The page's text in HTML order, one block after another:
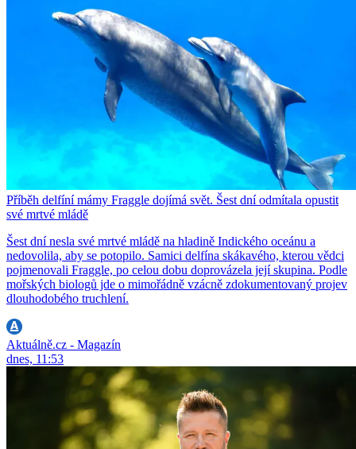
Příběh delfíní mámy Fraggle dojímá svět. Šest dní odmítala opustit
své mrtvé mládě
Šest dní nesla své mrtvé mládě na hladině Indického oceánu a
nedovolila, aby se potopilo. Samici delfína skákavého, kterou vědci
pojmenovali Fraggle, po celou dobu doprovázela její skupina. Podle
mořských biologů jde o mimořádně vzácně zdokumentovaný projev
dlouhodobého truchlení.
Aktuálně.cz - Magazín
dnes, 11:53